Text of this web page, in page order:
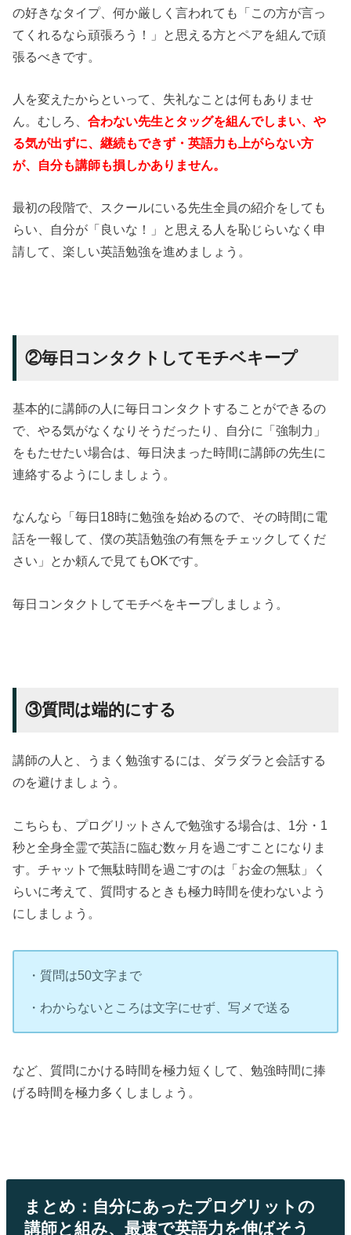
の好きなタイプ、何か厳しく言われても「この方が言っ
てくれるなら頑張ろう！」と思える方とペアを組んで頑
張るべきです。
人を変えたからといって、失礼なことは何もありませ
ん。むしろ、合わない先生とタッグを組んでしまい、や
る気が出ずに、継続もできず・英語力も上がらない方
が、自分も講師も損しかありません。
最初の段階で、スクールにいる先生全員の紹介をしても
らい、自分が「良いな！」と思える人を恥じらいなく申
請して、楽しい英語勉強を進めましょう。
②毎日コンタクトしてモチベキープ
基本的に講師の人に毎日コンタクトすることができるの
で、やる気がなくなりそうだったり、自分に「強制力」
をもたせたい場合は、毎日決まった時間に講師の先生に
連絡するようにしましょう。
なんなら「毎日18時に勉強を始めるので、その時間に電
話を一報して、僕の英語勉強の有無をチェックしてくだ
さい」とか頼んで見てもOKです。
毎日コンタクトしてモチベをキープしましょう。
③質問は端的にする
講師の人と、うまく勉強するには、ダラダラと会話する
のを避けましょう。
こちらも、プログリットさんで勉強する場合は、1分・1
秒と全身全霊で英語に臨む数ヶ月を過ごすことになりま
す。チャットで無駄時間を過ごすのは「お金の無駄」く
らいに考えて、質問するときも極力時間を使わないよう
にしましょう。
・質問は50文字まで
・わからないところは文字にせず、写メで送る
など、質問にかける時間を極力短くして、勉強時間に捧
げる時間を極力多くしましょう。
まとめ：自分にあったプログリットの
講師と組み、最速で英語力を伸ばそう